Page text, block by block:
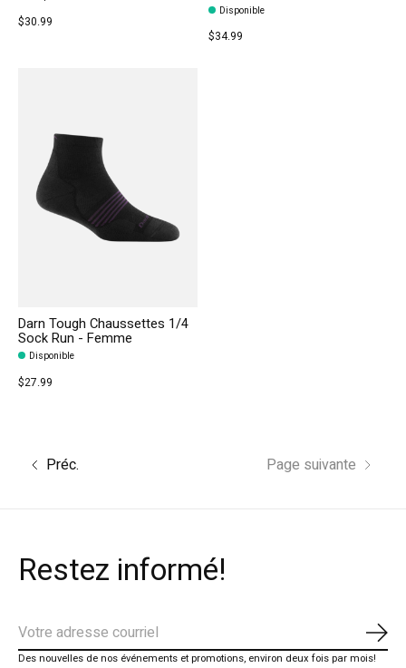
$30.99
Disponible
$34.99
Darn Tough Chaussettes 1/4
Sock Run - Femme
Disponible
$27.99
Préc. Page suivante
Restez informé!
Des nouvelles de nos événements et promotions, environ deux fois par mois!